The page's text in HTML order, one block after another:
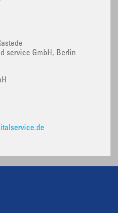
service GmbH, Berlin